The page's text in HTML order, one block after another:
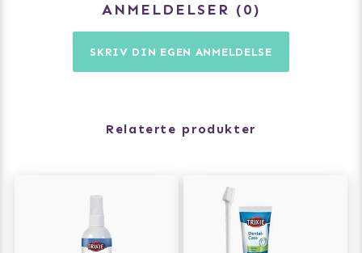
ANMELDELSER 0
SKRIV DIN EGEN ANMELDELSE
Relaterte produkter